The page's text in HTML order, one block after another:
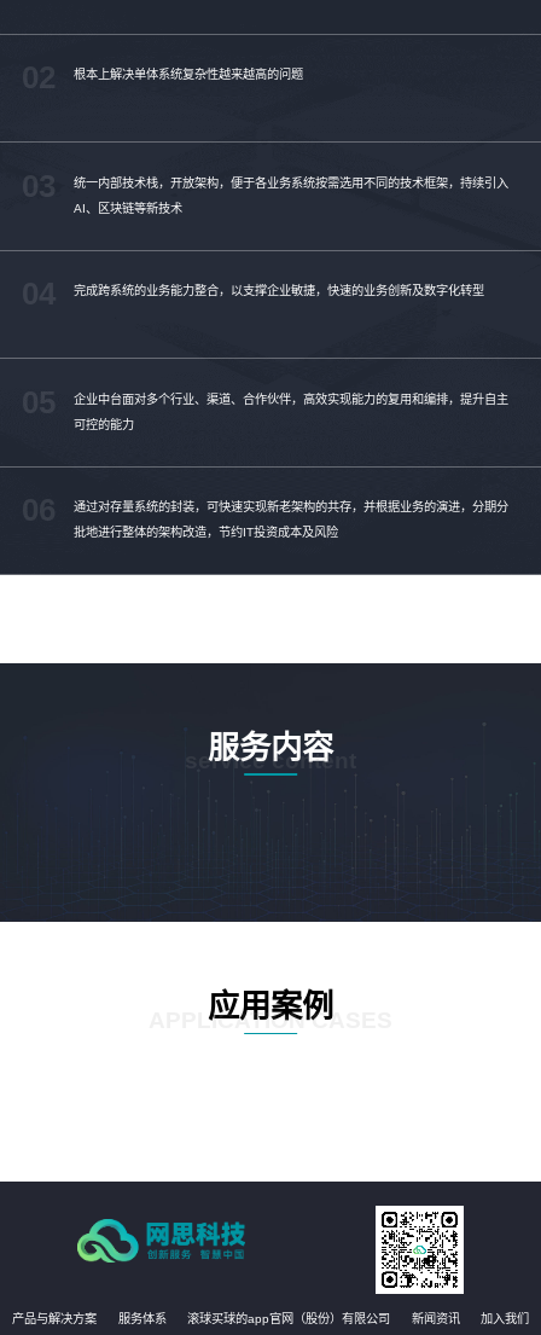
根本上解决单体系统复杂性越来越高的问题
02
统一内部技术栈，开放架构，便于各业务系统按需选用不同的技术框架，持续引入
AI、区块链等新技术
03
完成跨系统的业务能力整合，以支撑企业敏捷，快速的业务创新及数字化转型
企业中台面对多个行业、渠道、合作伙伴，高效实现能力的复用和编排，提升自主
可控的能力
05
通过对存量系统的封装，可快速实现新老架构的共存，并根据业务的演进，分期分
批地进行整体的架构改造，节约IT投资成本及风险
06
服务内容
service content
应用案例
APPLICATION CASES
产品与解决方案 服务体系 滚球买球的app官网（股份）有限公司 新闻资讯 加入我们